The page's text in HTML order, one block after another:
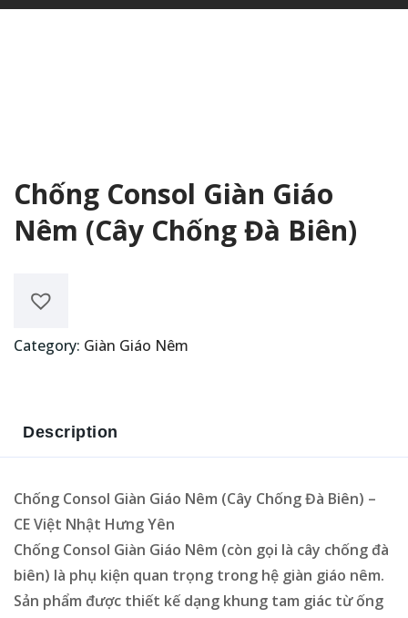
Chống Consol Giàn Giáo
Nêm (Cây Chống Đà Biên)
Category: Giàn Giáo Nêm
Description
Chống Consol Giàn Giáo Nêm (Cây Chống Đà Biên) –
CE Việt Nhật Hưng Yên
Chống Consol Giàn Giáo Nêm (còn gọi là cây chống đà
biên) là phụ kiện quan trọng trong hệ giàn giáo nêm.
Sản phẩm được thiết kế dạng khung tam giác từ ống